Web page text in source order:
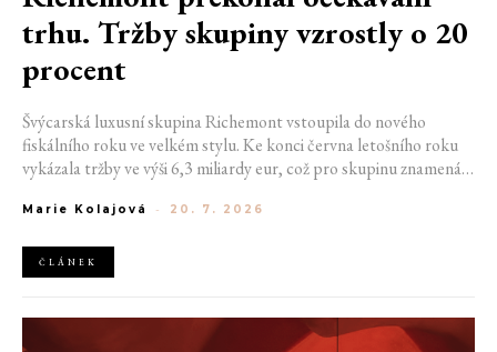
trhu. Tržby skupiny vzrostly o 20
procent
Švýcarská luxusní skupina Richemont vstoupila do nového
fiskálního roku ve velkém stylu. Ke konci června letošního roku
vykázala tržby ve výši 6,3 miliardy eur, což pro skupinu znamená
luxusním zůstává i přes přetrvávající ekonomickou nejistotu
Marie Kolajová - 20. 7. 2026
ČLÁNEK